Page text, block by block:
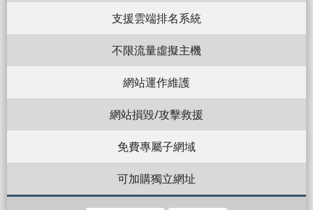
支援雲端排名系統
不限流量虛擬主機
網站運作維護
網站損毀/攻擊救援
免費專屬子網域
可加購獨立網址